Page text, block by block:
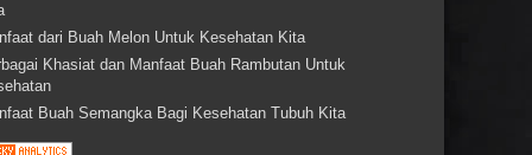
dari Buah Melon Untuk Kesehatan Kita
Khasiat dan Manfaat Buah Rambutan Untuk
Buah Semangka Bagi Kesehatan Tubuh Kita